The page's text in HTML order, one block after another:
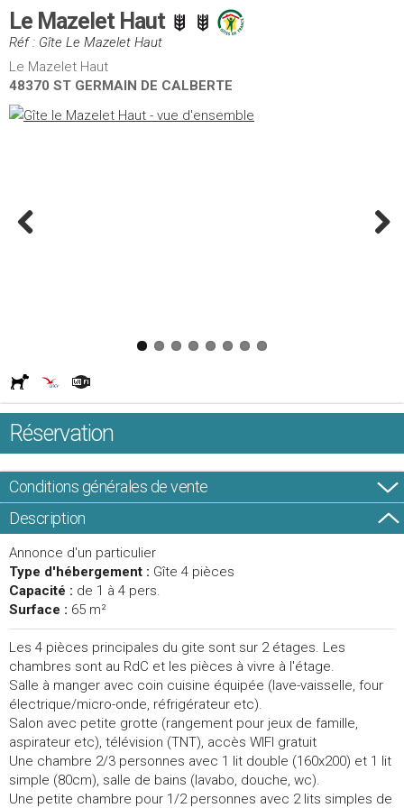
Le Mazelet Haut
Réf : Gîte Le Mazelet Haut
Le Mazelet Haut
48370 ST GERMAIN DE CALBERTE
Réservation
Conditions générales de vente
Description
Annonce d'un particulier
Type d'hébergement : Gîte 4 pièces
Capacité : de 1 à 4 pers.
Surface : 65 m²
Les 4 pièces principales du gite sont sur 2 étages. Les
chambres sont au RdC et les pièces à vivre à l'étage.
Salle à manger avec coin cuisine équipée (lave-vaisselle, four
électrique/micro-onde, réfrigérateur etc).
Salon avec petite grotte (rangement pour jeux de famille,
aspirateur etc), télévision (TNT), accès WIFI gratuit
Une chambre 2/3 personnes avec 1 lit double (160x200) et 1 lit
simple (80cm), salle de bains (lavabo, douche, wc).
Une petite chambre pour 1/2 personnes avec 2 lits simples de